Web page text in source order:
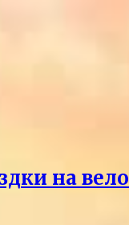
на